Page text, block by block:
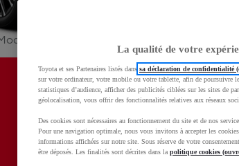
modèle recherchez-vous ?
La qualité de votre
Toyota et ses Partenaires listés dans sa déclaration de confidentialité
sur votre ordinateur, votre mobile ou votre tablette, afin de poursuivre
statistiques d’audience, afficher des publicités ciblées sur les sites de
géolocalisation, vous offrir des fonctionnalités relatives aux réseaux
Des cookies sont nécessaires au fonctionnement du site et de nos
Pour une navigation optimale, nous vous invitons à accepter les
informations affichées sur notre site. Sous réserve de votre
être déposés. Les finalités sont décrites dans la politique cookies